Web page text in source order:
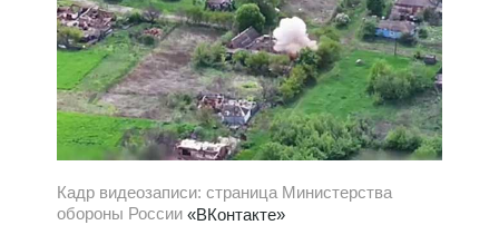
Кадр видеозаписи: страница Министерства
обороны России «ВКонтакте»